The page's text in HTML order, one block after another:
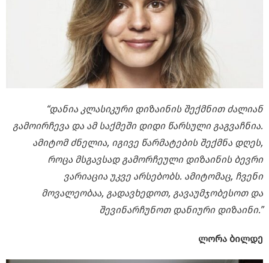
“დანია კლასიკური დიზაინის შექმნით ძალიან
გამოირჩევა და ამ საქმეში დიდი წარსული გაგვაჩნია.
ამიტომ ძნელია, იგივე წარმატების შექმნა დღეს,
როცა მსგავსად გამორჩეული დიზაინის ბევრი
ვარიაცია უკვე არსებობს. ამიტომაც, ჩვენი
მოვალეობაა, გადავხედოთ, გავაუმჯობესოთ და
შევინარჩუნოთ დანიური დიზაინი.”
ლორა ბილდე